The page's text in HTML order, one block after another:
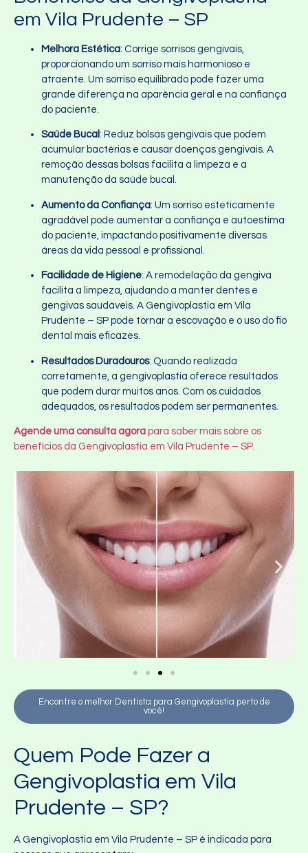
em Vila Prudente – SP
Melhora Estética: Corrige sorrisos gengivais,
proporcionando um sorriso mais harmonioso e
atraente. Um sorriso equilibrado pode fazer uma
grande diferença na aparência geral e na confiança
do paciente.
Saúde Bucal : Reduz bolsas gengivais que podem
acumular bactérias e causar doenças gengivais. A
remoção dessas bolsas facilita a limpeza e a
manutenção da saúde bucal.
Aumento da Confiança: Um sorriso esteticamente
agradável pode aumentar a confiança e autoestima
do paciente, impactando positivamente diversas
áreas da vida pessoal e profissional.
Facilidade de Higiene: A remodelação da gengiva
facilita a limpeza, ajudando a manter dentes e
gengivas saudáveis. A Gengivoplastia em Vila
Prudente – SP pode tornar a escovação e o uso do fio
dental mais eficazes.
Resultados Duradouros: Quando realizada
corretamente, a gengivoplastia oferece resultados
que podem durar muitos anos. Com os cuidados
adequados, os resultados podem ser permanentes.
Agende uma consulta agora para saber mais sobre os
benefícios da Gengivoplastia em Vila Prudente – SP.
Encontre o melhor Dentista para Gengivoplastia perto de
você!
Quem Pode Fazer a
Gengivoplastia em Vila
Prudente – SP?
A Gengivoplastia em Vila Prudente – SP é indicada para